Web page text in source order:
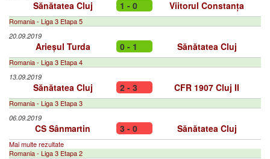
Sănătatea Cluj 1 - 0 Viitorul Constanța
Romania - Liga 3 Etapa 5
20.09.2019
Arieșul Turda 0 - 1 Sănătatea Cluj
Romania - Liga 3 Etapa 4
13.09.2019
Sănătatea Cluj 2 - 3 CFR 1907 Cluj II
Romania - Liga 3 Etapa 3
06.09.2019
CS Sânmartin 3 - 0 Sănătatea Cluj
Mai multe rezultate
Romania - Liga 3 Etapa 2